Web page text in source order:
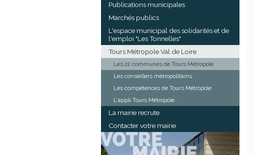
Publications municipales
Marchés publics
L'espace municipal des solidarités et de
l'emploi "Les Tonnelles"
Tours Métropole Val de Loire
Les 22 communes de Tours Métropole
Les conseillers métropolitains
Les compétences de Tours Métropole
L'appli Tours Métropole
La mairie recrute
Contacter votre mairie